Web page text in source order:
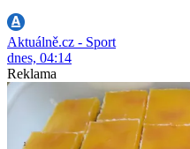
Aktuálně.cz - Sport
dnes, 04:14
Reklama